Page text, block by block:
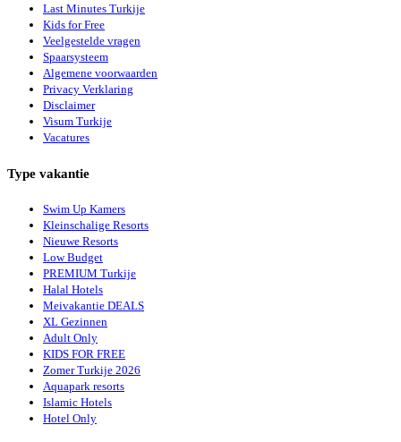
Last Minutes Turkije
Kids for Free
Veelgestelde vragen
Spaarsysteem
Algemene voorwaarden
Privacy Verklaring
Disclaimer
Visum Turkije
Vacatures
Type vakantie
Swim Up Kamers
Kleinschalige Resorts
Nieuwe Resorts
Low Budget
PREMIUM Turkije
Halal Hotels
Meivakantie DEALS
XL Gezinnen
Adult Only
KIDS FOR FREE
Zomer Turkije 2026
Aquapark resorts
Islamic Hotels
Hotel Only